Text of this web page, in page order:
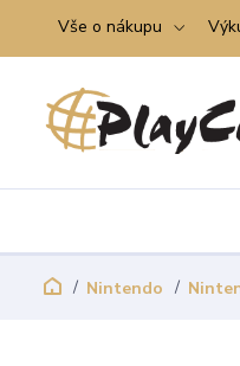
Vše o nákupu
Nintendo